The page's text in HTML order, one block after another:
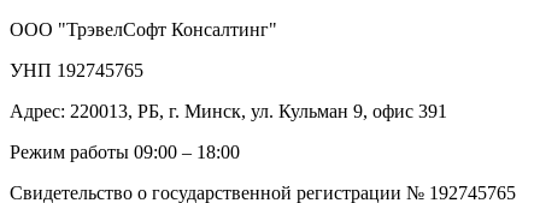
ООО "ТрэвелСофт Консалтинг"
УНП 192745765
Адрес: 220013, РБ, г. Минск, ул. Кульман 9, офис 391
Режим работы 09:00 – 18:00
Свидетельство о государственной регистрации № 192745765